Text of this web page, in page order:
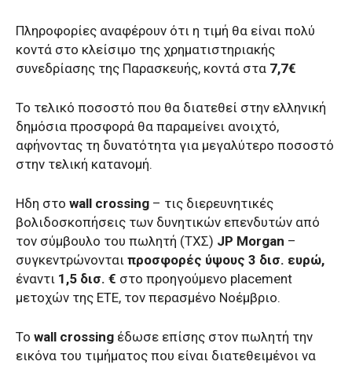
Πληροφορίες αναφέρουν ότι η τιμή θα είναι πολύ
κοντά στο κλείσιμο της χρηματιστηριακής
συνεδρίασης της Παρασκευής, κοντά στα 7,7€
Το τελικό ποσοστό που θα διατεθεί στην ελληνική
δημόσια προσφορά θα παραμείνει ανοιχτό,
αφήνοντας τη δυνατότητα για μεγαλύτερο ποσοστό
στην τελική κατανομή.
Ηδη στο wall crossing – τις διερευνητικές
βολιδοσκοπήσεις των δυνητικών επενδυτών από
τον σύμβουλο του πωλητή (ΤΧΣ) JP Morgan –
συγκεντρώνονται προσφορές ύψους 3 δισ. ευρώ,
έναντι 1,5 δισ. € στο προηγούμενο placement
μετοχών της ΕΤΕ, τον περασμένο Νοέμβριο.
Το wall crossing έδωσε επίσης στον πωλητή την
εικόνα του τιμήματος που είναι διατεθειμένοι να